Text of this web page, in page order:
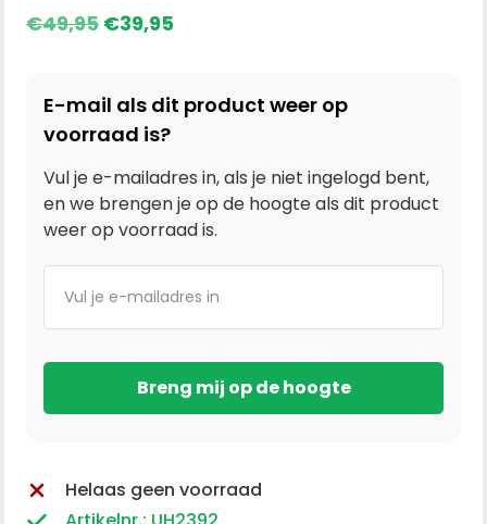
€49,95 Oorspronkelijke
€49,95.
€39,95Huidige
€39,95.
E-mail als dit product weer op
voorraad is?
Vul je e-mailadres in, als je niet ingelogd bent,
en we brengen je op de hoogte als dit product
weer op voorraad is.
Helaas geen voorraad